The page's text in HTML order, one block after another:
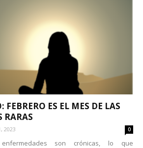
ES EL MES DE LAS
RARAS
2023 0
son crónicas, lo que